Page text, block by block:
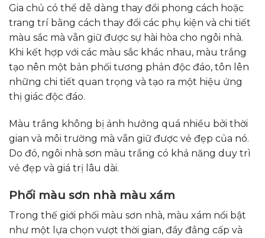
Gia chủ có thể dễ dàng thay đổi phong cách hoặc
trang trí bằng cách thay đổi các phụ kiện và chi tiết
màu sắc mà vẫn giữ được sự hài hòa cho ngôi nhà.
Khi kết hợp với các màu sắc khác nhau, màu trắng
tạo nên một bản phối tương phản độc đáo, tôn lên
những chi tiết quan trọng và tạo ra một hiệu ứng
thị giác độc đáo.
Màu trắng không bị ảnh hưởng quá nhiều bởi thời
gian và môi trường mà vẫn giữ được vẻ đẹp của nó.
Do đó, ngôi nhà sơn màu trắng có khả năng duy trì
vẻ đẹp và giá trị lâu dài.
Phối màu sơn nhà màu xám
Trong thế giới phối màu sơn nhà, màu xám nổi bật
như một lựa chọn vượt thời gian, đầy đẳng cấp và